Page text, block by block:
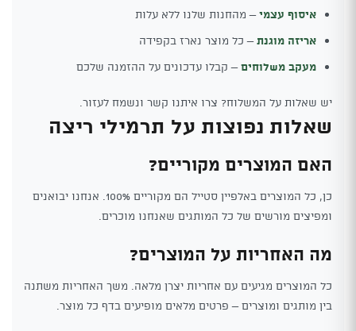
איסוף עצמי– מהחנות שלנו ללא עלות
אריזה מוגנת– כל מוצר נארז בקפידה
מעקב משלוחים– קבלו עדכונים על ההזמנה שלכם
יש שאלות על המשלוח? צרו איתנו קשר ונשמח לעזור.
שאלות נפוצות על תרמילי ריצה
האם המוצרים מקוריים?
כן, כל המוצרים באלפיין סטייל הם מקוריים 100%. אנחנו יבואנים
ומפיצים מורשים של כל המותגים שאנחנו מוכרים.
מה האחריות על המוצרים?
כל המוצרים מגיעים עם אחריות יצרן מלאה. משך האחריות משתנה
בין מותגים ומוצרים – פרטים מלאים מופיעים בדף כל מוצר.